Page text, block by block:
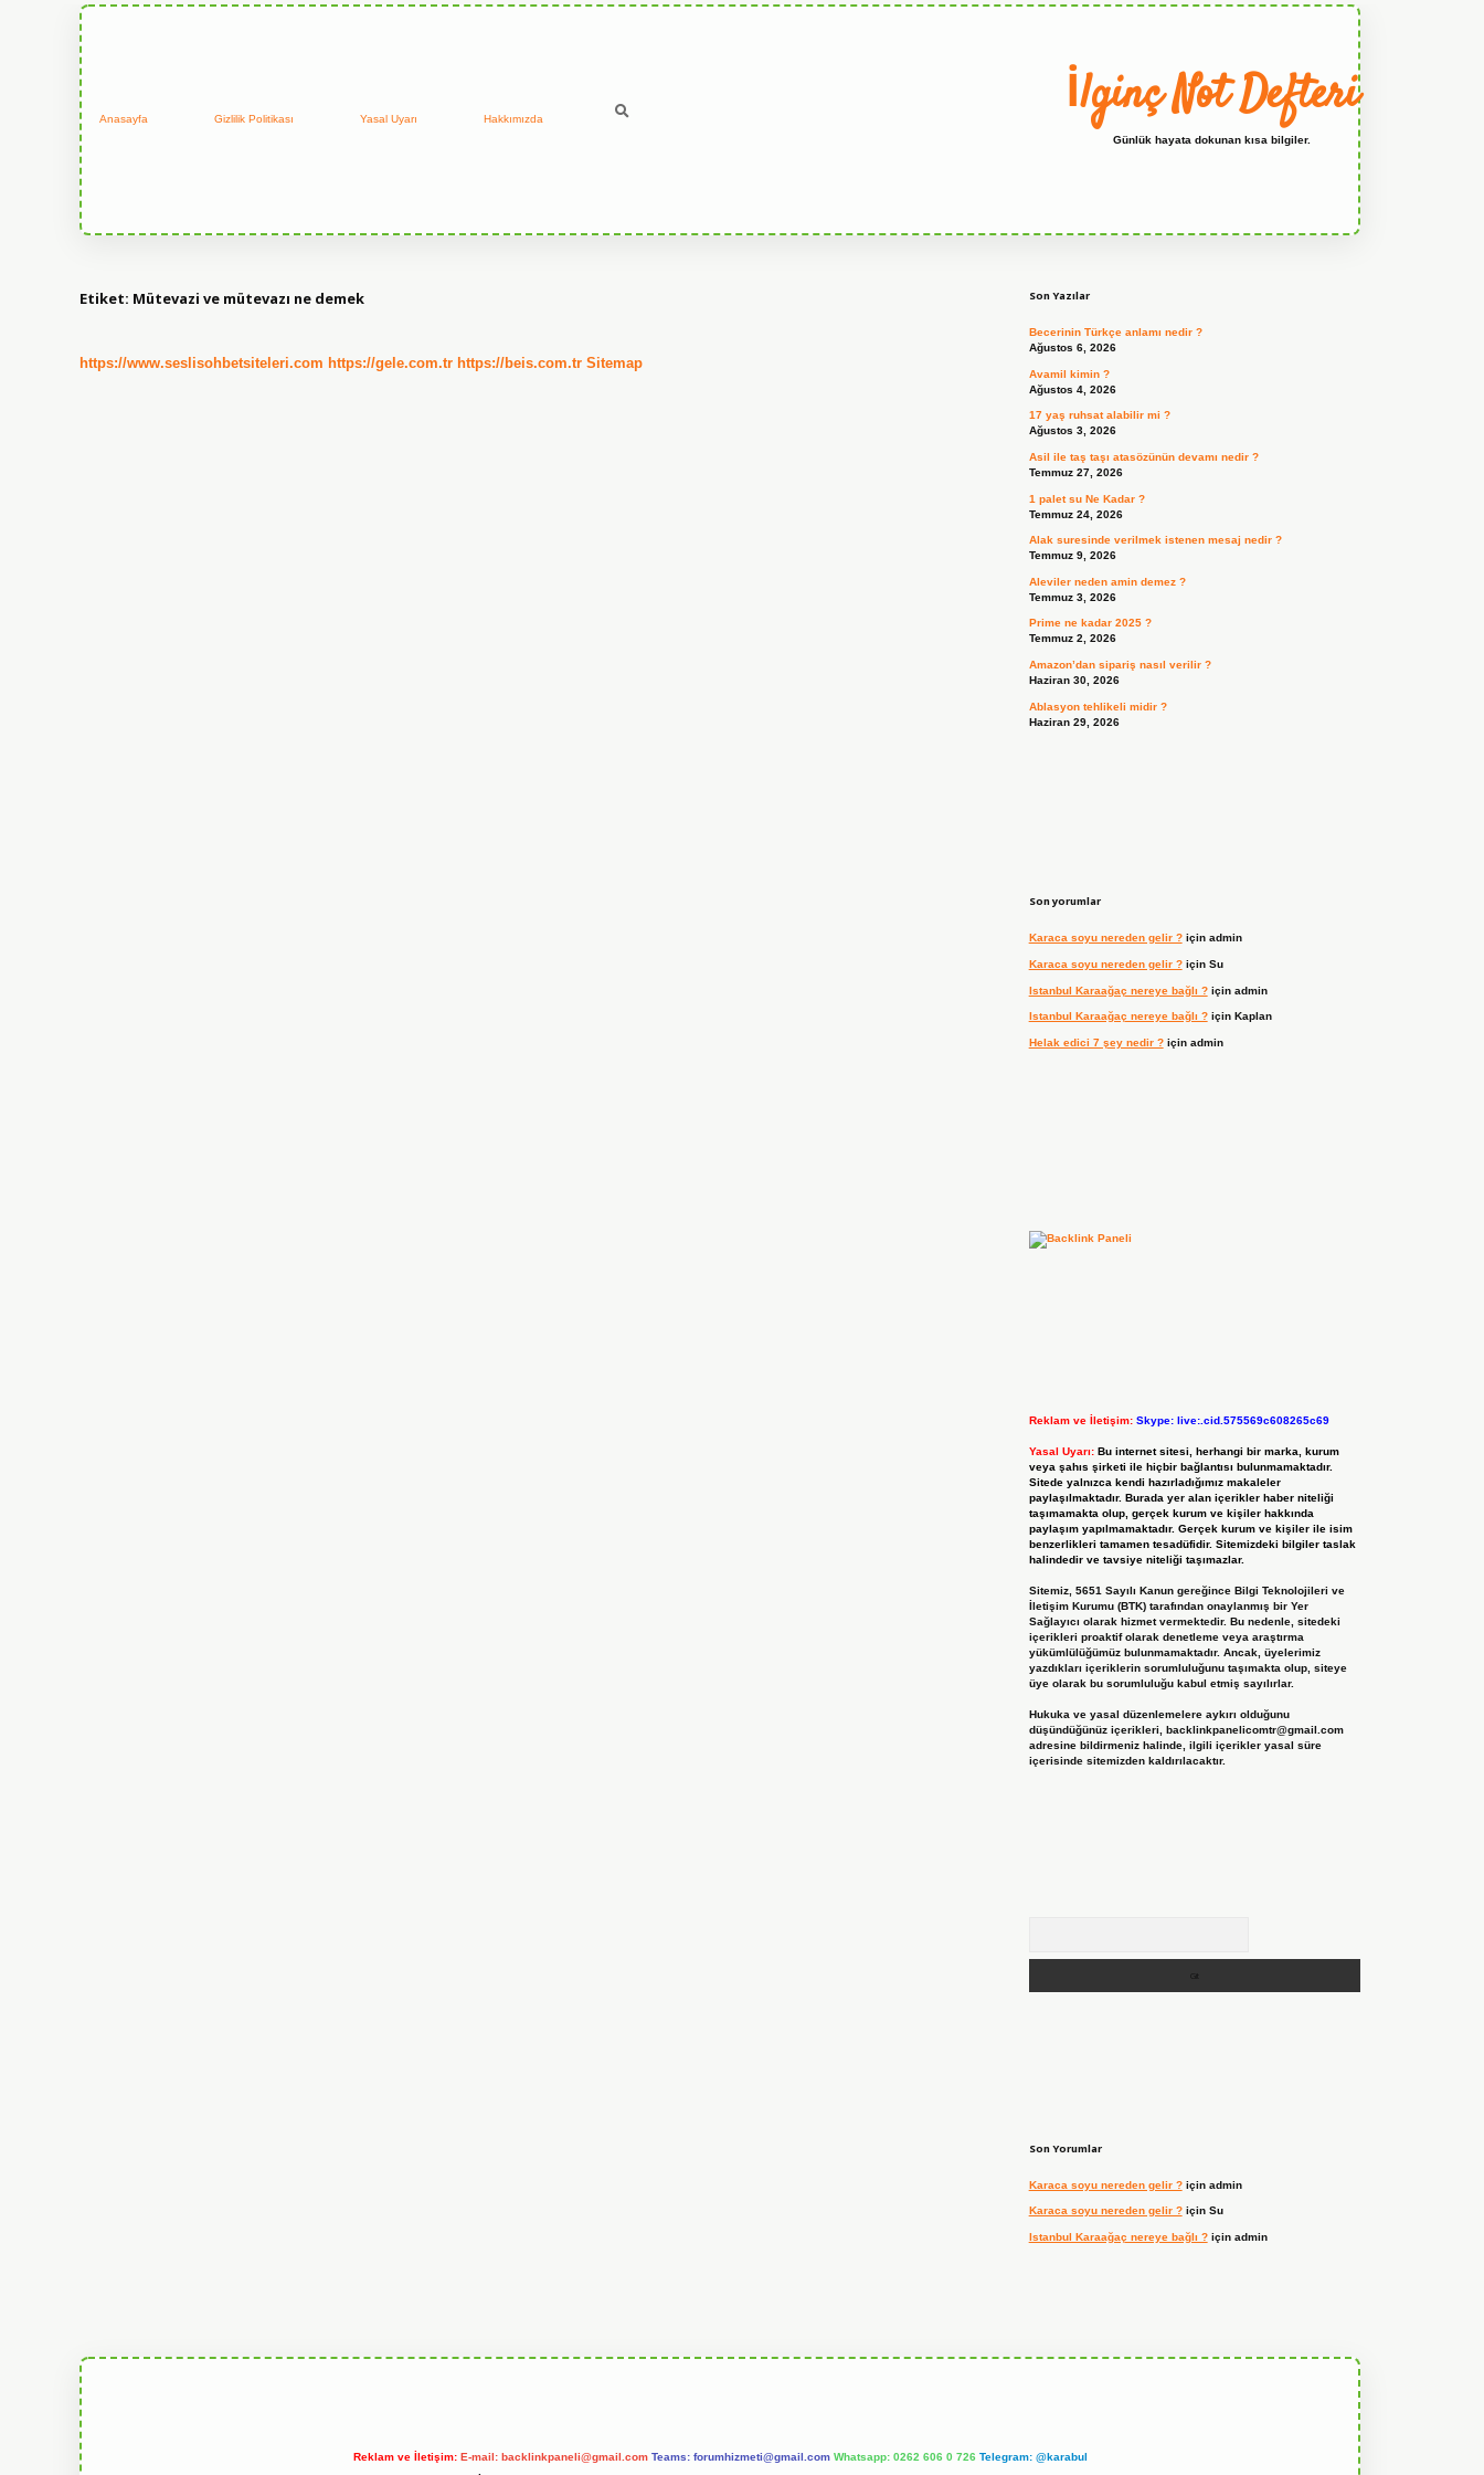
Anasayfa Gizlilik Politikası Yasal Uyarı Hakkımızda İlginç Not Defteri
Günlük hayata dokunan kısa bilgiler.
Etiket: Mütevazi ve mütevazı ne demek
https://www.seslisohbetsiteleri.com https://gele.com.tr https://beis.com.tr Sitemap
Son Yazılar
Becerinin Türkçe anlamı nedir ?
Ağustos 6, 2026
Avamil kimin ?
Ağustos 4, 2026
17 yaş ruhsat alabilir mi ?
Ağustos 3, 2026
Asil ile taş taşı atasözünün devamı nedir ?
Temmuz 27, 2026
1 palet su Ne Kadar ?
Temmuz 24, 2026
Alak suresinde verilmek istenen mesaj nedir ?
Temmuz 9, 2026
Aleviler neden amin demez ?
Temmuz 3, 2026
Prime ne kadar 2025 ?
Temmuz 2, 2026
Amazon’dan sipariş nasıl verilir ?
Haziran 30, 2026
Ablasyon tehlikeli midir ?
Haziran 29, 2026
Son yorumlar
Karaca soyu nereden gelir ?için admin
Karaca soyu nereden gelir ?için Su
Istanbul Karaağaç nereye bağlı ?için admin
Istanbul Karaağaç nereye bağlı ?için Kaplan
Helak edici 7 şey nedir ?için admin
Reklam ve İletişim: Skype: live:.cid.575569c608265c69
Yasal Uyarı: Bu internet sitesi, herhangi bir marka, kurum
veya şahıs şirketi ile hiçbir bağlantısı bulunmamaktadır.
Sitede yalnızca kendi hazırladığımız makaleler
paylaşılmaktadır. Burada yer alan içerikler haber niteliği
taşımamakta olup, gerçek kurum ve kişiler hakkında
paylaşım yapılmamaktadır. Gerçek kurum ve kişiler ile isim
benzerlikleri tamamen tesadüfidir. Sitemizdeki bilgiler taslak
halindedir ve tavsiye niteliği taşımazlar.
Sitemiz, 5651 Sayılı Kanun gereğince Bilgi Teknolojileri ve
İletişim Kurumu (BTK) tarafından onaylanmış bir Yer
Sağlayıcı olarak hizmet vermektedir. Bu nedenle, sitedeki
içerikleri proaktif olarak denetleme veya araştırma
yükümlülüğümüz bulunmamaktadır. Ancak, üyelerimiz
yazdıkları içeriklerin sorumluluğunu taşımakta olup, siteye
üye olarak bu sorumluluğu kabul etmiş sayılırlar.
Hukuka ve yasal düzenlemelere aykırı olduğunu
düşündüğünüz içerikleri, backlinkpanelicomtr@gmail.com
adresine bildirmeniz halinde, ilgili içerikler yasal süre
içerisinde sitemizden kaldırılacaktır.
Son Yorumlar
Karaca soyu nereden gelir ?için admin
Karaca soyu nereden gelir ?için Su
Istanbul Karaağaç nereye bağlı ?için admin
Reklam ve İletişim: E-mail: backlinkpaneli@gmail.com Teams: forumhizmeti@gmail.com Whatsapp: 0262 606 0 726 Telegram: @karabul